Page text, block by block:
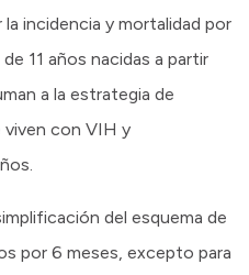
incidencia y mortalidad por
11 años nacidas a partir
a la estrategia de
viven con VIH y
del esquema de
por 6 meses, excepto para